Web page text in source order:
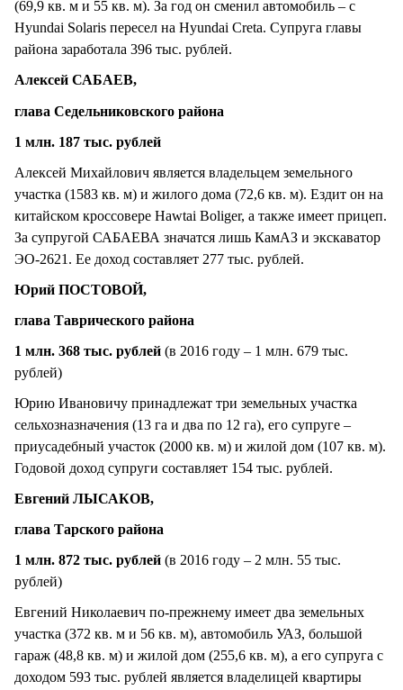
(69,9 кв. м и 55 кв. м). За год он сменил автомобиль – с
Hyundai Solaris пересел на Hyundai Creta. Супруга главы
района заработала 396 тыс. рублей.
Алексей САБАЕВ,
глава Седельниковского района
1 млн. 187 тыс. рублей
Алексей Михайлович является владельцем земельного
участка (1583 кв. м) и жилого дома (72,6 кв. м). Ездит он на
китайском кроссовере Hawtai Boliger, а также имеет прицеп.
За супругой САБАЕВА значатся лишь КамАЗ и экскаватор
ЭО-2621. Ее доход составляет 277 тыс. рублей.
Юрий ПОСТОВОЙ,
глава Таврического района
1 млн. 368 тыс. рублей (в 2016 году – 1 млн. 679 тыс.
рублей)
Юрию Ивановичу принадлежат три земельных участка
сельхозназначения (13 га и два по 12 га), его супруге –
приусадебный участок (2000 кв. м) и жилой дом (107 кв. м).
Годовой доход супруги составляет 154 тыс. рублей.
Евгений ЛЫСАКОВ,
глава Тарского района
1 млн. 872 тыс. рублей (в 2016 году – 2 млн. 55 тыс.
рублей)
Евгений Николаевич по-прежнему имеет два земельных
участка (372 кв. м и 56 кв. м), автомобиль УАЗ, большой
гараж (48,8 кв. м) и жилой дом (255,6 кв. м), а его супруга с
доходом 593 тыс. рублей является владелицей квартиры